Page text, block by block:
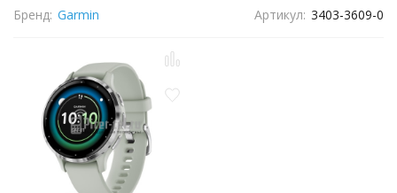
Бренд: Garmin Артикул: 3403-3609-0